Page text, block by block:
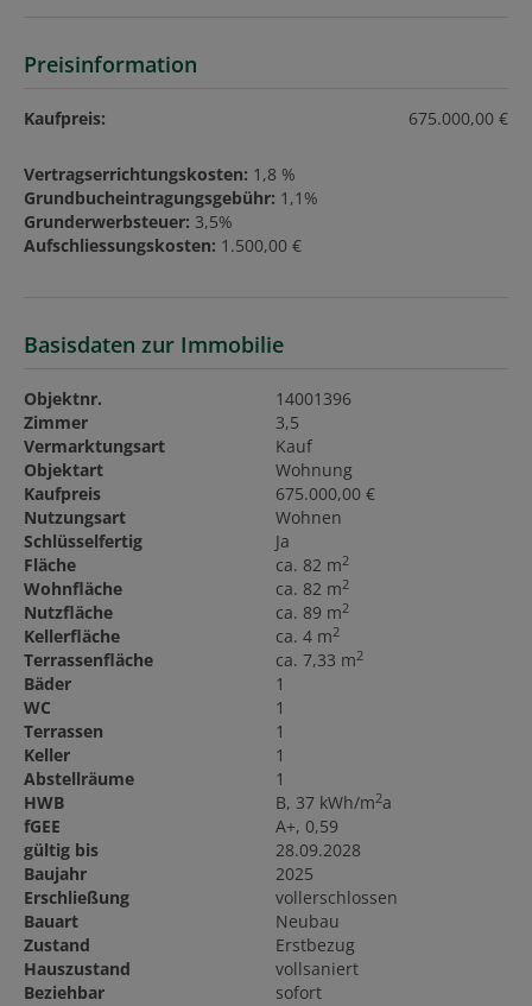
Preisinformation
Kaufpreis: 675.000,00 €
Vertragserrichtungskosten: 1,8 %
Grundbucheintragungsgebühr: 1,1%
Grunderwerbsteuer: 3,5%
Aufschliessungskosten: 1.500,00 €
Basisdaten zur Immobilie
Objektnr.
14001396
Zimmer
3,5
Vermarktungsart
Kauf
Objektart
Wohnung
Kaufpreis
675.000,00 €
Nutzungsart
Wohnen
Schlüsselfertig
Ja
Fläche
ca. 82 m2
Wohnfläche ca. 82 m2
Nutzfläche ca. 89 m2
Kellerfläche ca. 4 m2
Terrassenfläche ca. 7,33 m2
Bäder
1
WC
1
Terrassen
1
Keller
1
Abstellräume
1
HWB
B, 37 kWh/m2a
fGEE
A+, 0,59
gültig bis
28.09.2028
Baujahr
2025
Erschließung
vollerschlossen
Bauart
Neubau
Zustand
Erstbezug
Hauszustand
vollsaniert
Beziehbar
sofort